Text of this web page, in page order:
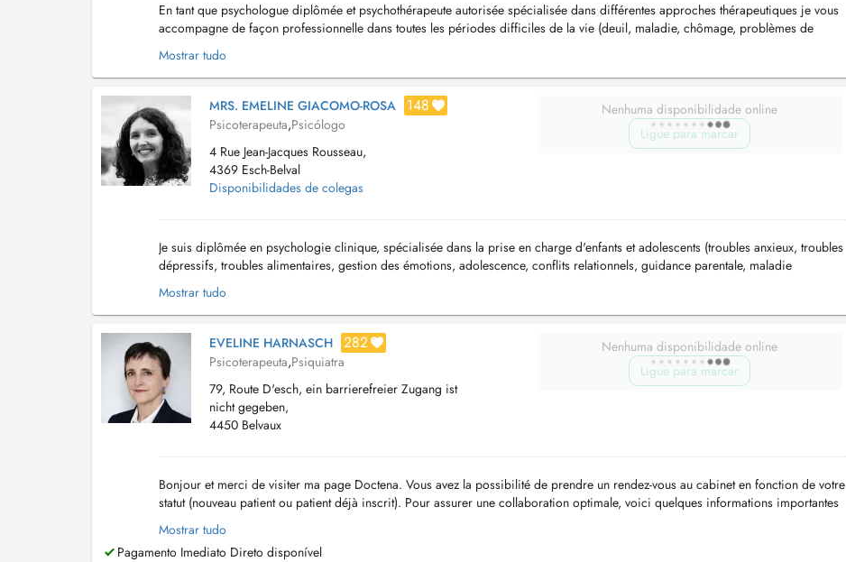
En tant que psychologue diplômée et psychothérapeute autorisée spécialisée dans différentes approches thérapeutiques je vous
accompagne de façon professionnelle dans toutes les périodes difficiles de la vie (deuil, maladie, chômage, problèmes de
couple, licenciement, peur, stress, surmenage...) ou...
Mostrar tudo
MRS. EMELINE GIACOMO-ROSA 148
Psicoterapeuta,Psicólogo
4 Rue Jean-Jacques Rousseau,
4369 Esch-Belval
Disponibilidades de colegas
Nenhuma disponibilidade online
Ligue para marcar
Je suis diplômée en psychologie clinique, spécialisée dans la prise en charge d'enfants et adolescents (troubles anxieux, troubles
dépressifs, troubles alimentaires, gestion des émotions, adolescence, conflits relationnels, guidance parentale, maladie
chronique...). Je propose des consultations ...
Mostrar tudo
EVELINE HARNASCH 282
Psicoterapeuta,Psiquiatra
79, Route D'esch, ein barrierefreier Zugang ist
nicht gegeben,
4450 Belvaux
Nenhuma disponibilidade online
Ligue para marcar
Bonjour et merci de visiter ma page Doctena. Vous avez la possibilité de prendre un rendez-vous au cabinet en fonction de votre
statut (nouveau patient ou patient déjà inscrit). Pour assurer une collaboration optimale, voici quelques informations importantes
à prendre en compte : Le cabinet ne...
Mostrar tudo
Pagamento Imediato Direto disponível